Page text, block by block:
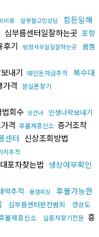
비용 말못할고민상담
힘든일해
심부름센터일잘하는곳 포항
후기 탐정사무실일잘하는곳
몸캠
내기 떼인돈자금추적
복수대
가격 분실폰찾기
회수 상간녀 인생나락보내기
격 후불제흥신소 증거조작
센터 신상조회방법
치추적
대포차찾는법 생상여부확인
역추적 몸캠피싱
후불가능한
심부름센터완전범죄
경상도
불제흥신소 실종자찾기전문 흥